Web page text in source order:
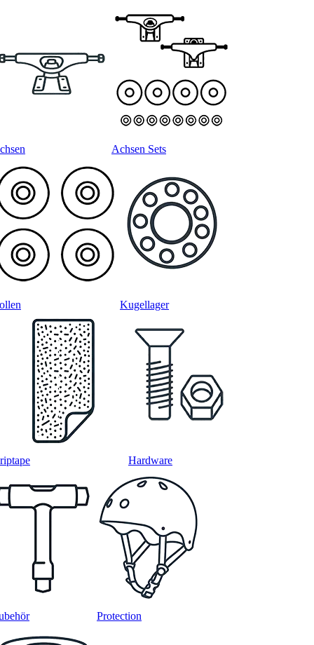
Achsen Sets
Kugellager
Hardware
Protection